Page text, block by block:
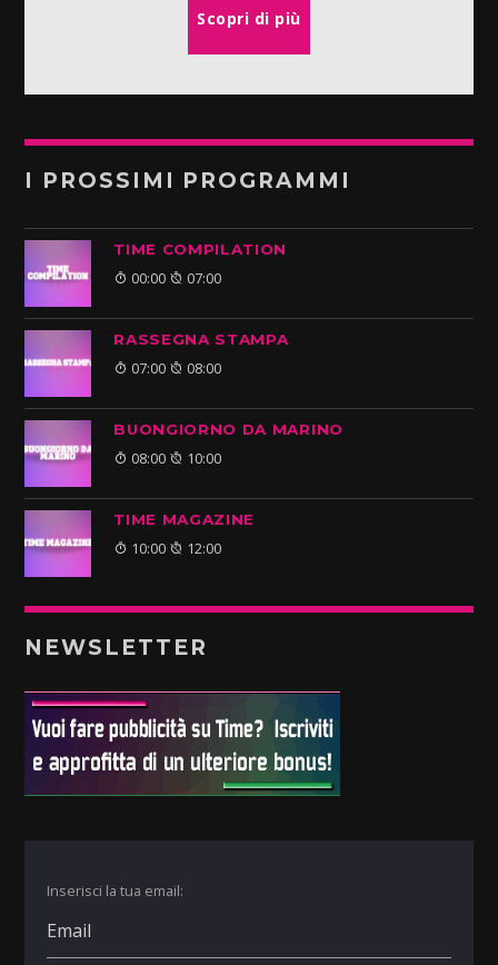
Scopri di più
I PROSSIMI PROGRAMMI
TIME COMPILATION
00:00 07:00
RASSEGNA STAMPA
07:00 08:00
BUONGIORNO DA MARINO
08:00 10:00
TIME MAGAZINE
10:00 12:00
NEWSLETTER
Inserisci la tua email: